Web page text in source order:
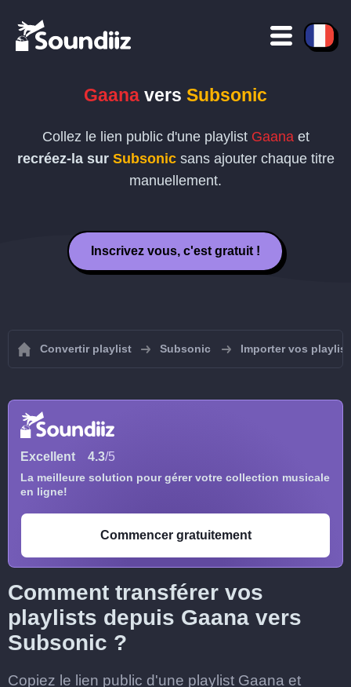
Gaana vers Subsonic
Collez le lien public d'une playlist Gaanaet
recréez-la sur Subsonicsans ajouter chaque titre
manuellement.
Inscrivez vous, c'est gratuit !
Convertir playlist Subsonic Importer vos
Excellent 4.3/5
La meilleure solution pour gérer votre collection musicale
en ligne!
Commencer gratuitement
Comment transférer vos
playlists depuis Gaana vers
Subsonic ?
Copiez le lien public d'une playlist Gaana et